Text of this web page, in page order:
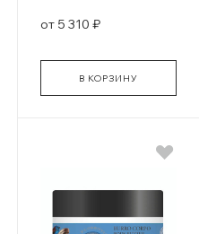
мыло 115 гр + спонж)
от 5 310 ₽
В КОРЗИНУ